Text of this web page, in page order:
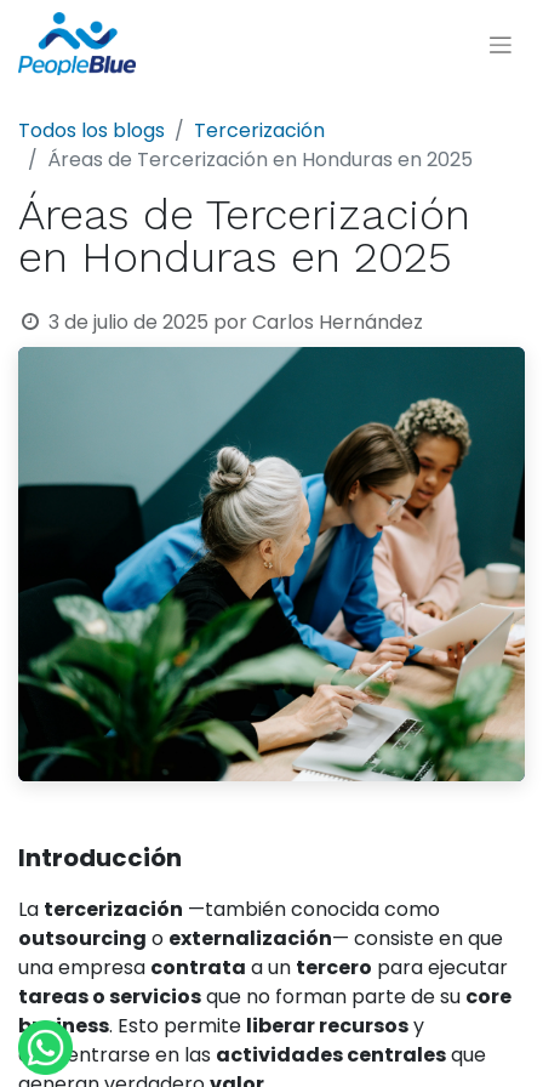
Todos los blogs
Tercerización
Áreas de Tercerización en Honduras en 2025
Áreas de Tercerización
en Honduras en 2025
3 de julio de 2025 porCarlos Hernández
Introducción
La tercerización —también conocida como
outsourcing o externalización— consiste en que
una empresa contrata a un tercero para ejecutar
tareas o serviciosque no forman parte de su core
business. Esto permite liberar recursosy
concentrarse en las actividades centralesque